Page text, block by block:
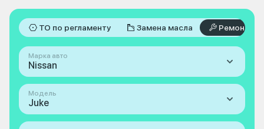
ТО по регламенту Замена масла Ремонт
Марка авто
Nissan
Модель
Juke